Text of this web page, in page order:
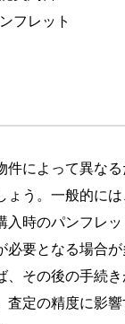
フレット
件によって異な
ょう。一般的に
入時のパンフレ
必要となる場合
、その後の手続
査定の精度に影